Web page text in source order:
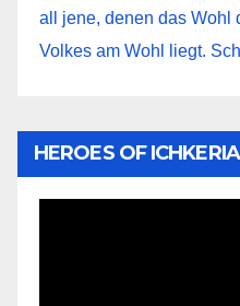
all jene, denen das Wohl
Volkes am Wohl liegt.
HEROES OF ICHKERIA